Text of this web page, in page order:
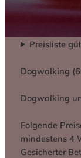
Preisliste
Dogwalking
Dogwalking
Folgende
mindestens 4
Gesicherter